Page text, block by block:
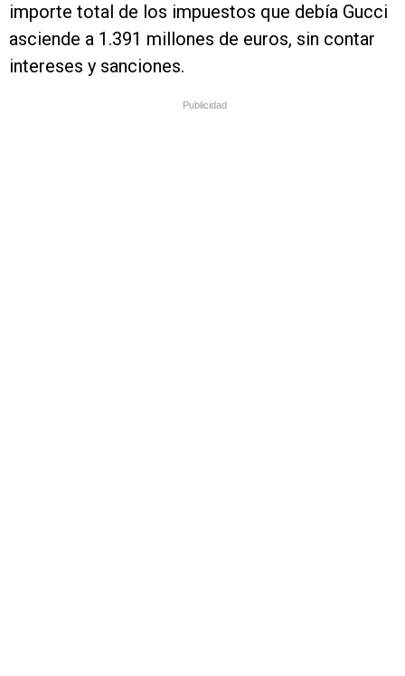
importe total de los impuestos que debía Gucci
asciende a 1.391 millones de euros, sin contar
intereses y sanciones.
Publicidad